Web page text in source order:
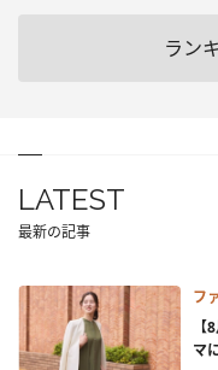
ラン
LATEST
最新の記事
フ
マ